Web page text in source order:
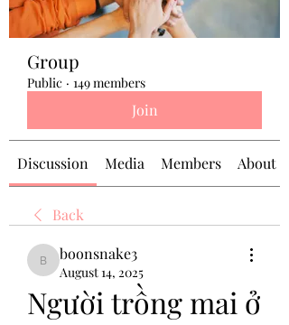
Group
Public · 149 members
Join
Discussion Media Members About
Back
boonsnake3
boonsnake3
August 14, 2025
Người trồng mai ở